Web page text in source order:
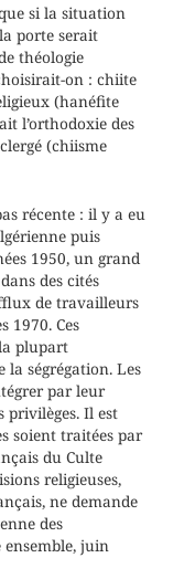
si la situation
porte serait
théologie
on : chiite
(hanéfite
l’orthodoxie des
(chiisme
récente : il y a eu
puis
1950, un grand
des cités
de travailleurs
1970. Ces
plupart
la ségrégation. Les
par leur
privilèges. Il est
soient traitées par
du Culte
religieuses,
ne demande
des
juin